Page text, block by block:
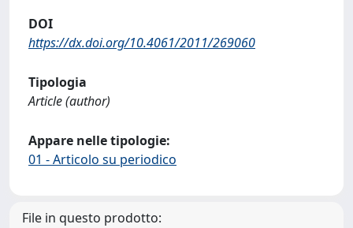
DOI
https://dx.doi.org/10.4061/2011/269060
Tipologia
Article (author)
Appare nelle tipologie:
01 - Articolo su periodico
File in questo prodotto: